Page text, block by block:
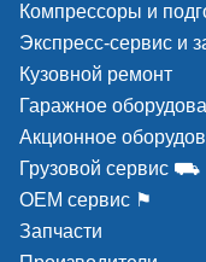
Компрессоры и
Экспресс-сервис и
Кузовной ремонт
Гаражное
Акционное
Грузовой сервис ⛟
ОЕМ сервис ⚑
Запчасти